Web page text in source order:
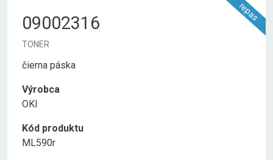
repas
09002316
TONER
čierna páska
Výrobca
OKI
Kód produktu
ML590r